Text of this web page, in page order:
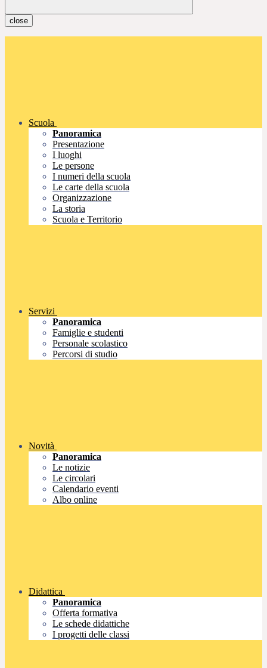
close
Scuola
Panoramica
Presentazione
I luoghi
Le persone
I numeri della scuola
Le carte della scuola
Organizzazione
La storia
Scuola e Territorio
Servizi
Panoramica
Famiglie e studenti
Personale scolastico
Percorsi di studio
Novità
Panoramica
Le notizie
Le circolari
Calendario eventi
Albo online
Didattica
Panoramica
Offerta formativa
Le schede didattiche
I progetti delle classi